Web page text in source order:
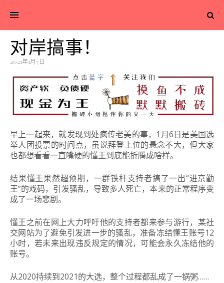
对岸搞事！
2021年1月7日
早上一起来，就发现到处疯传老美的事，1月6日是美国选
举人团投票的时间点，虽说拜登上位的悬念不大，但大家
也都想看看一直嘴硬的懂王到底能折腾成啥样。
结果懂王果然超预期，一群铁杆支持者搞了一出“进京勤
王”的戏码，引发骚乱，导致多人死亡，本来的正常程序变
成了一场悲剧。
懂王之前在网上大力呼吁他的支持者都来参与游行，某社
交网站为了避免引发进一步的骚乱，准备冻结懂王账号12
小时，若未来出现违反规定的情况，可能会永久冻结他的
账号。
从2020持续到2021的大选，整个过程都乱成了一锅粥……